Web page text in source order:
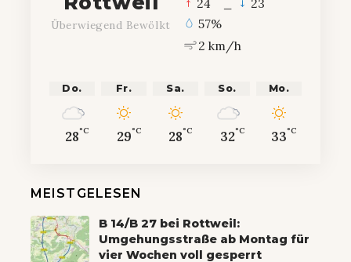
Überwiegend Bewölkt
57%
2 km/h
Do.
28°C
Fr.
29°C
Sa.
28°C
So.
32°C
Mo.
33°C
MEISTGELESEN
B 14/B 27 bei Rottweil:
Umgehungsstraße ab Montag für
vier Wochen voll gesperrt